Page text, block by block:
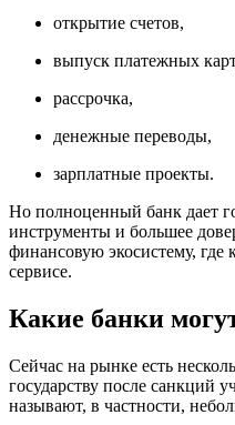
открытие счетов,
выпуск платежных
рассрочка,
денежные переводы,
зарплатные проекты.
Но полноценный банк дает
инструменты и большее
финансовую экосистему,
сервисе.
Какие банки
Сейчас на рынке есть
государству после санкций
называют, в частности,